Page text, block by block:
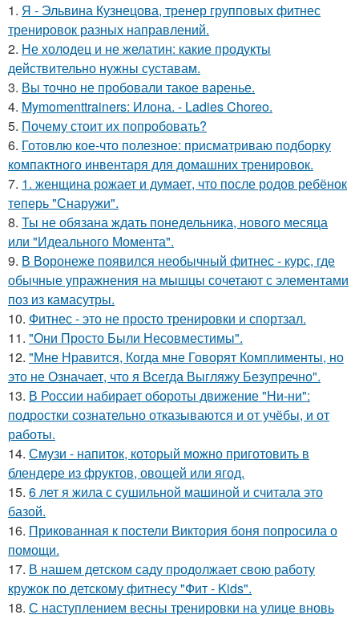
1. Я - Эльвина Кузнецова, тренер групповых фитнес
тренировок разных направлений.
2. Не холодец и не желатин: какие продукты
действительно нужны суставам.
3. Вы точно не пробовали такое варенье.
4. Mymomenttrainers: Илона. - Ladies Choreo.
5. Почему стоит их попробовать?
6. Готовлю кое-что полезное: присматриваю подборку
компактного инвентаря для домашних тренировок.
7. 1. женщина рожает и думает, что после родов ребёнок
теперь "Снаружи".
8. Ты не обязана ждать понедельника, нового месяца
или "Идеального Момента".
9. В Воронеже появился необычный фитнес - курс, где
обычные упражнения на мышцы сочетают с элементами
поз из камасутры.
10. Фитнес - это не просто тренировки и спортзал.
11. "Они Просто Были Несовместимы".
12. "Мне Нравится, Когда мне Говорят Комплименты, но
это не Означает, что я Всегда Выгляжу Безупречно".
13. В России набирает обороты движение "Ни-ни":
подростки сознательно отказываются и от учёбы, и от
работы.
14. Смузи - напиток, который можно приготовить в
блендере из фруктов, овощей или ягод.
15. 6 лет я жила с сушильной машиной и считала это
базой.
16. Прикованная к постели Виктория боня попросила о
помощи.
17. В нашем детском саду продолжает свою работу
кружок по детскому фитнесу "Фит - Kids".
18. С наступлением весны тренировки на улице вновь